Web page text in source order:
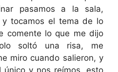
pasamos a la sala,
y tocamos el tema de lo
comente lo que me dijo
soltó una risa, me
miro cuando salieron, y
y nos reímos, esto